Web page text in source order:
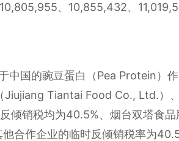
、10,855,432、
国的豌豆蛋白（Pea Protein）
Tiantai Food Co., Ltd.）
销税均为40.5%、烟台双塔食品
合作企业的临时反倾销税率为